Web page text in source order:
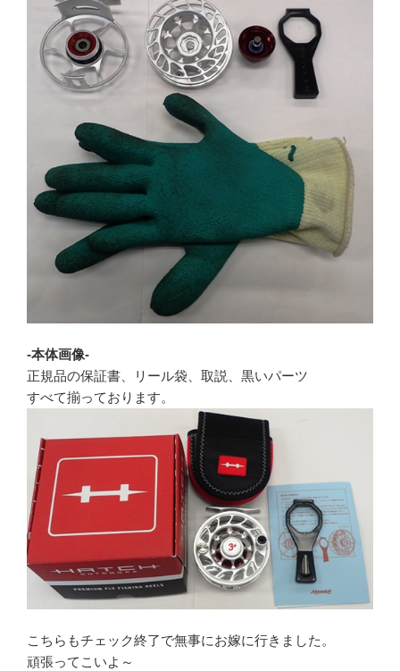
-本体画像-
正規品の保証書、リール袋、取説、黒いパーツ
すべて揃っております。
こちらもチェック終了で無事にお嫁に行きました。
頑張ってこいよ～